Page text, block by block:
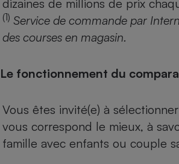
dizaines de millions de prix
(1) Service de commande par
des courses en magasin.
Le fonctionnement du
Vous êtes invité(e) à
vous correspond le mieux, à
famille avec enfants ou couple